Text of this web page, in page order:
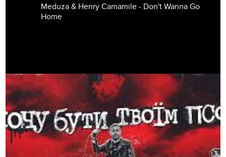
Meduza & Henry Camamile - Don't Wanna Go
Home